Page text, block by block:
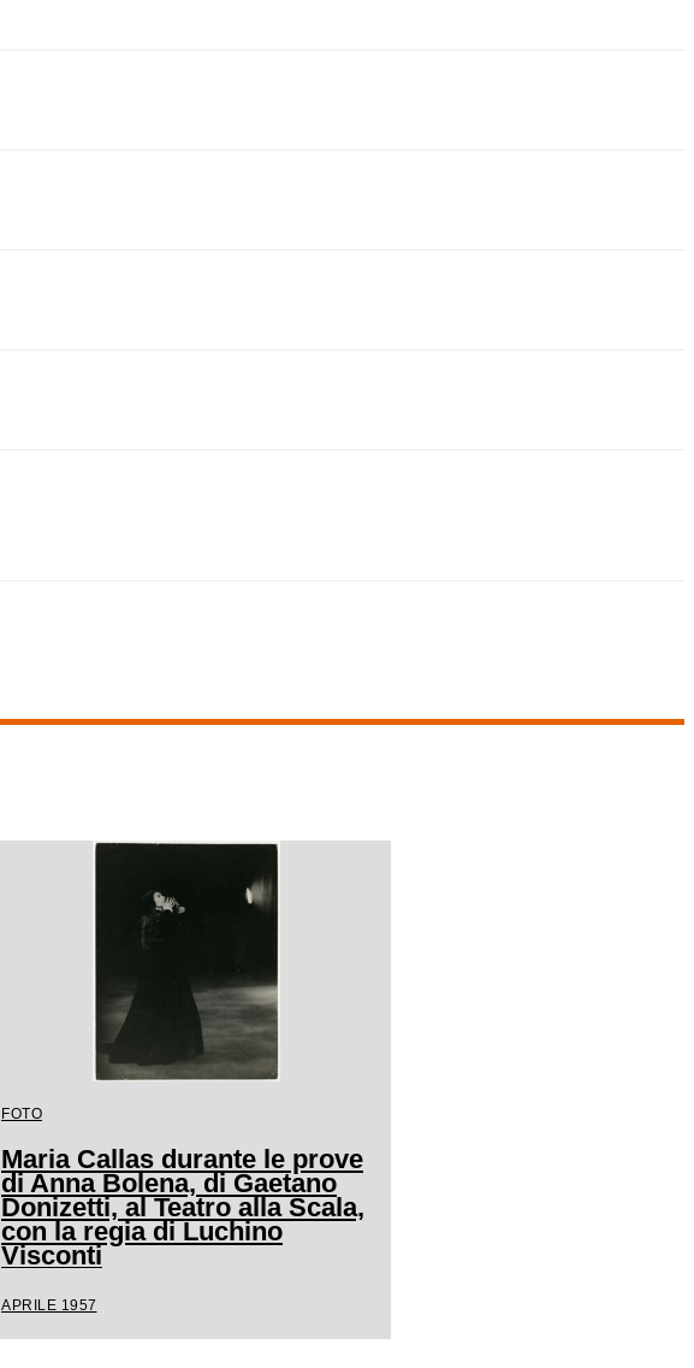
FOTO
Maria Callas durante le prove
di Anna Bolena, di Gaetano
Donizetti, al Teatro alla Scala,
con la regia di Luchino
Visconti
APRILE 1957